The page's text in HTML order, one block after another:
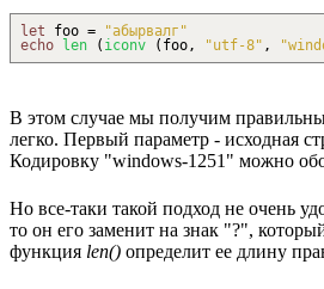
let foo =
"абырвалг"
echo
len ( iconv ( foo, "utf-8" ,
В этом случае мы получим
легко. Первый параметр - исходная
Кодировку "windows-1251" можно
Но все-таки такой подход не очень
то он его заменит на знак "?",
функция len() определит ее длину